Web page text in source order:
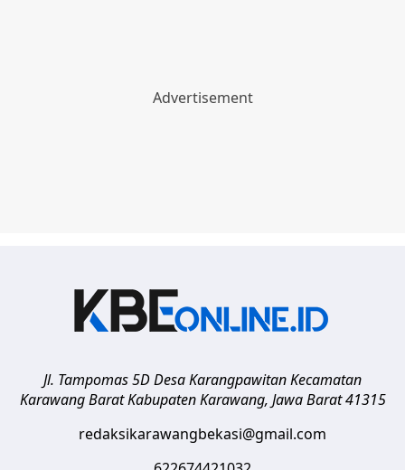
Jl. Tampomas 5D Desa Karangpawitan Kecamatan
Karawang Barat Kabupaten Karawang, Jawa Barat 41315
redaksikarawangbekasi@gmail.com